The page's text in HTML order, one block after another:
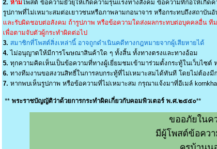
2. ห้ามโพสต์ ข้อความยั่วยุให้เกิดความรุนแรงทางสังคม ข้อความที่ก่อให้เกิด
รูปภาพที่ไม่เหมาะสมต่อเยาวชนหรือภาพลามกอนาจาร หรือกระทบถึงสถาบันอั
และรับผิดชอบต่อสังคม ถ้ารูปภาพ หรือข้อความใดส่งผลกระทบต่อบุคคลอื่น ที
เพื่อตามจับตัวผู้กระทำผิดต่อไป
3. สมาชิกที่โพสต์สิ่งเหล่านี้ อาจถูกดำเนินคดีทางกฎหมายจากผู้เสียหายได้
4. ไม่อนุญาตให้มีการโฆษณาสินค้าใด ๆ ทั้งสิ้น ทั้งทางตรงและทางอ้อม
5. ทุกความคิดเห็นเป็นข้อความที่ทางผู้เยี่ยมชมเข้ามาร่วมตั้งกระทู้ในเว็บไซต์
6. ทางทีมงานขอสงวนสิทธิ์ในการลบกระทู้ที่ไม่เหมาะสมได้ทันที โดยไม่ต้อง
7. หากพบเห็นรูปภาพ หรือข้อความที่ไม่เหมาะสม กรุณาแจ้งมาที่อีเมล์
** พระราชบัญญัติว่าด้วยการกระทำผิดเกี่ยวกับคอมพิวเตอร์ พ.ศ.๒๕๕๐**
ขออภัยในค
มีผู้โพสต์ข้อคว